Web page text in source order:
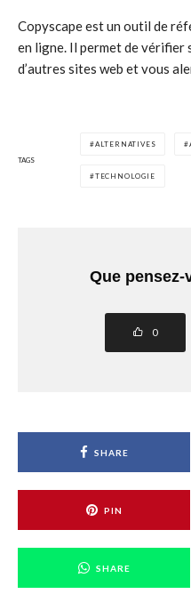
Copyscape est un outil de
en ligne. Il permet de vérifier
d’autres sites web et vous
TAGS
ALTERNATIVES
TECHNOLOGIE
Que
0
SHARE
PIN
SHARE